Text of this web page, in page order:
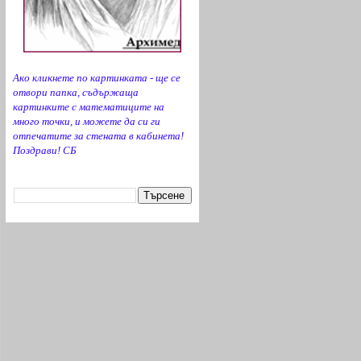
РИО-ЯМБОЛ
__ОБРАЗОВАНИЕ-БГ.COM__(линкове)
Страници на РИО според МОН
Ако кликнете по картинката - ще се
отвори папка, съдържаща
картинките с математиците на
много точки, и можете да си ги
отпечатите за стената в кабинета!
Поздрави! СБ